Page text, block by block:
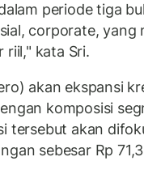
periode tiga
corporate, yang
riil," kata Sri.
akan ekspansi
komposisi
tersebut akan
sebesar Rp